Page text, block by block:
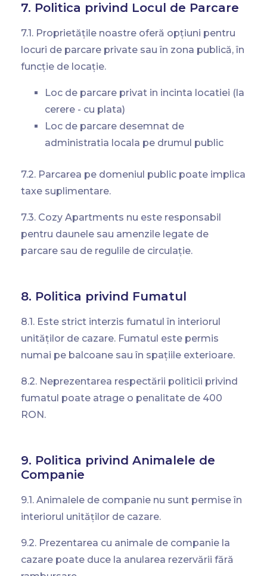
7. Politica privind Locul de Parcare
7.1. Proprietățile noastre oferă opțiuni pentru
locuri de parcare private sau în zona publică, în
funcție de locație.
Loc de parcare privat in incinta locatiei (la
cerere - cu plata)
Loc de parcare desemnat de
administratia locala pe drumul public
7.2. Parcarea pe domeniul public poate implica
taxe suplimentare.
7.3. Cozy Apartments nu este responsabil
pentru daunele sau amenzile legate de
parcare sau de regulile de circulație.
8. Politica privind Fumatul
8.1. Este strict interzis fumatul în interiorul
unităților de cazare. Fumatul este permis
numai pe balcoane sau în spațiile exterioare.
8.2. Neprezentarea respectării politicii privind
fumatul poate atrage o penalitate de 400
RON.
9. Politica privind Animalele de
Companie
9.1. Animalele de companie nu sunt permise în
interiorul unităților de cazare.
9.2. Prezentarea cu animale de companie la
cazare poate duce la anularea rezervării fără
Check-in Date: Check-out Date: